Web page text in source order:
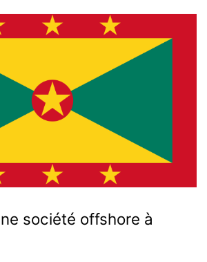
société offshore à